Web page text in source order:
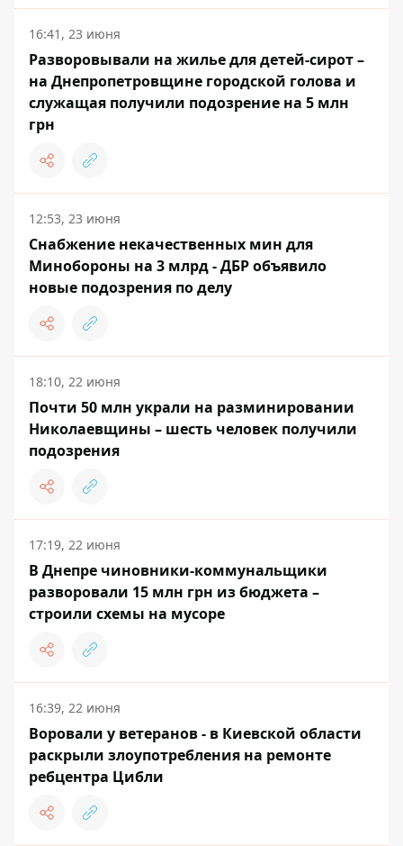
16:41, 23 июня
Разворовывали на жилье для детей-сирот –
на Днепропетровщине городской голова и
служащая получили подозрение на 5 млн
грн
12:53, 23 июня
Снабжение некачественных мин для
Минобороны на 3 млрд - ДБР объявило
новые подозрения по делу
18:10, 22 июня
Почти 50 млн украли на разминировании
Николаевщины – шесть человек получили
подозрения
17:19, 22 июня
В Днепре чиновники-коммунальщики
разворовали 15 млн грн из бюджета –
строили схемы на мусоре
16:39, 22 июня
Воровали у ветеранов - в Киевской области
раскрыли злоупотребления на ремонте
ребцентра Цибли